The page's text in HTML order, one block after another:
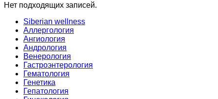
Нет подходящих записей.
Siberian wellness
Аллергология
Ангиология
Андрология
Венерология
Гастроэнтерология
Гематология
Генетика
Гепатология